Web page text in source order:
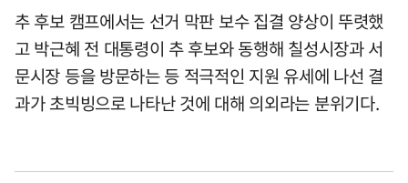
추 후보 캠프에서는 선거 막판 보수 집결 양상이 뚜렷했
고 박근혜 전 대통령이 추 후보와 동행해 칠성시장과 서
문시장 등을 방문하는 등 적극적인 지원 유세에 나선 결
과가 초빅빙으로 나타난 것에 대해 의외라는 분위기다.